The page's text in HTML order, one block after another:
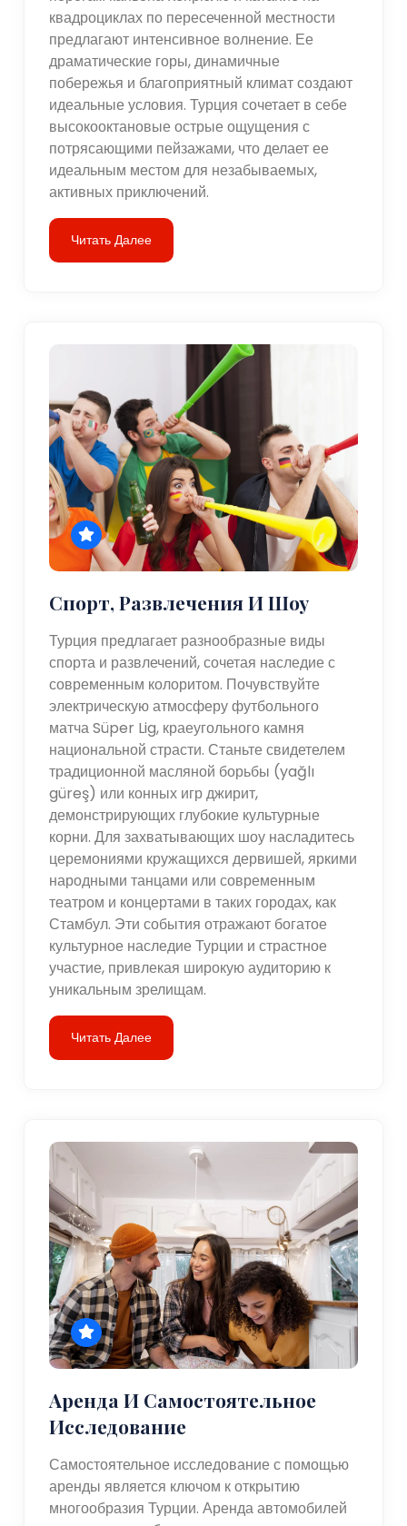
квадроциклах по пересеченной местности
предлагают интенсивное волнение. Ее
драматические горы, динамичные
побережья и благоприятный климат создают
идеальные условия. Турция сочетает в себе
высокооктановые острые ощущения с
потрясающими пейзажами, что делает ее
идеальным местом для незабываемых,
активных приключений.
Читать Далее
Спорт, Развлечения И Шоу
Турция предлагает разнообразные виды
спорта и развлечений, сочетая наследие с
современным колоритом. Почувствуйте
электрическую атмосферу футбольного
матча Süper Lig, краеугольного камня
национальной страсти. Станьте свидетелем
традиционной масляной борьбы (yağlı
güreş) или конных игр джирит,
демонстрирующих глубокие культурные
корни. Для захватывающих шоу насладитесь
церемониями кружащихся дервишей, яркими
народными танцами или современным
театром и концертами в таких городах, как
Стамбул. Эти события отражают богатое
культурное наследие Турции и страстное
участие, привлекая широкую аудиторию к
уникальным зрелищам.
Читать Далее
Аренда И Самостоятельное
Исследование
Самостоятельное исследование с помощью
аренды является ключом к открытию
многообразия Турции. Аренда автомобилей